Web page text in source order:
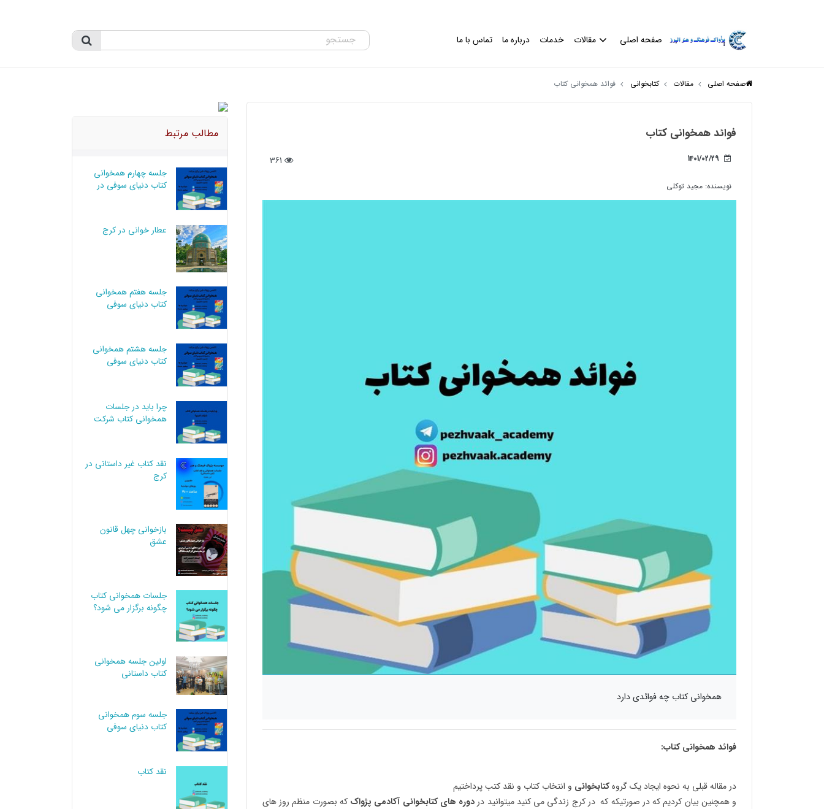
صفحه اصلی مقالات خدمات درباره ما تماس با ما
صفحه اصلی مقالات کتابخوانی فوائد همخوانی کتاب
فوائد همخوانی کتاب
1401/02/29
نویسنده: مجید توکلی
همخوانی کتاب چه فوائدی دارد
فوائد همخوانی کتاب:
در مقاله قبلی به نحوه ایجاد یک گروهکتابخوانی و انتخاب کتاب و نقد کتب پرداختیم
و همچنین بیان کردیم که در صورتیکه که در کرج زندگی می کنید میتوانید در دوره های کتابخوانی آکادمی پژواک که بصورت منظم روز های
مطالب مرتبط
جلسه چهارم همخوانی
کتاب دنیای سوفی در
عطار خوانی در کرج
جلسه هفتم همخوانی
کتاب دنیای سوفی
جلسه هشتم همخوانی
کتاب دنیای سوفی
چرا باید در جلسات
همخوانی کتاب شرکت
نقد کتاب غیر داستانی در
کرج
بازخوانی چهل قانون
عشق
جلسات همخوانی کتاب
چگونه برگزار می شود؟
اولین جلسه همخوانی
کتاب داستانی
جلسه سوم همخوانی
کتاب دنیای سوفی
نقد کتاب